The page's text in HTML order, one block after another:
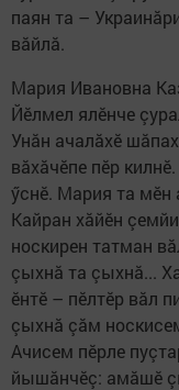
паян та –
вăйлă.
Мария Ивановна
Йӗлмел ялӗнче
Унăн ачалăхӗ
вăхăчӗпе пӗр
ӳснӗ. Мария та мӗн
Кайран хăйӗн
носкирен татман
çыхнă та çыхнă...
ӗнтӗ – пӗлтӗр вăл
çыхнă çăм
Ачисем пӗрле
йышăнчӗç: амăшӗ